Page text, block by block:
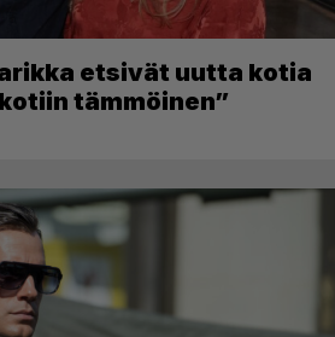
etsivät uutta kotia
tämmöinen”